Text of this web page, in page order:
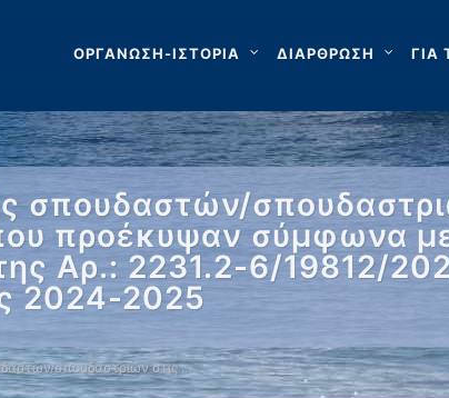
ΟΡΓΑΝΩΣΗ-ΙΣΤΟΡΙΑ ΔΙΑΡΘΡΩΣΗ ΓΙΑ
σπουδαστών/
προέκυψαν σύμφωνα με
Αρ.: 2231.2-6/19812/
2024-2025
σπουδαστριών στις …